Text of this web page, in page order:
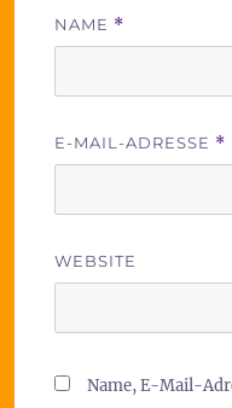
NAME *
E-MAIL-ADRESSE *
WEBSITE
Name, E-Mail-